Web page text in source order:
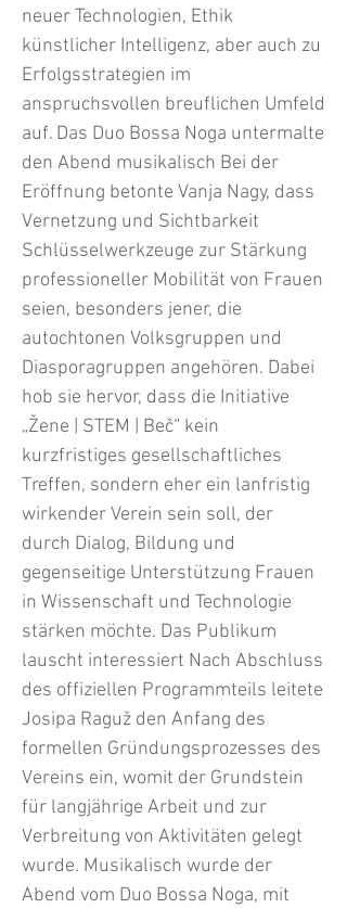
neuer Technologien, Ethik
künstlicher Intelligenz, aber auch zu
Erfolgsstrategien im
anspruchsvollen breuflichen Umfeld
auf. Das Duo Bossa Noga untermalte
den Abend musikalisch Bei der
Eröffnung betonte Vanja Nagy, dass
Vernetzung und Sichtbarkeit
Schlüsselwerkzeuge zur Stärkung
professioneller Mobilität von Frauen
seien, besonders jener, die
autochtonen Volksgruppen und
Diasporagruppen angehören. Dabei
hob sie hervor, dass die Initiative
„Žene | STEM | Beč“ kein
kurzfristiges gesellschaftliches
Treffen, sondern eher ein lanfristig
wirkender Verein sein soll, der
durch Dialog, Bildung und
gegenseitige Unterstützung Frauen
in Wissenschaft und Technologie
stärken möchte. Das Publikum
lauscht interessiert Nach Abschluss
des offiziellen Programmteils leitete
Josipa Raguž den Anfang des
formellen Gründungsprozesses des
Vereins ein, womit der Grundstein
für langjährige Arbeit und zur
Verbreitung von Aktivitäten gelegt
wurde. Musikalisch wurde der
Abend vom Duo Bossa Noga, mit